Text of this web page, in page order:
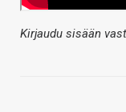
Kirjaudu sisään